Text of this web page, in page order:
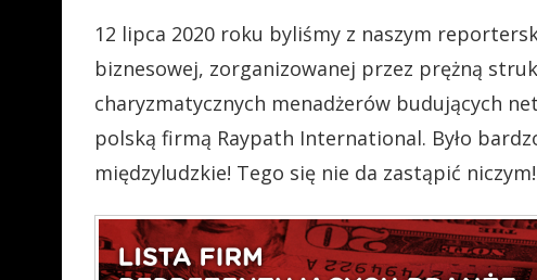
12 lipca 2020 roku byliśmy z naszym
biznesowej, zorganizowanej przez prężną
charyzmatycznych menadżerów budujących
polską firmą Raypath International. Było
międzyludzkie! Tego się nie da zastąpić niczym!